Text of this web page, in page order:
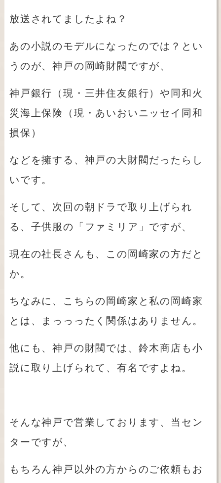
放送されてましたよね？
あの小説のモデルになったのでは？とい
うのが、神戸の岡崎財閥ですが、
神戸銀行（現・三井住友銀行）や同和火
災海上保険（現・あいおいニッセイ同和
損保）
などを擁する、神戸の大財閥だったらし
いです。
そして、次回の朝ドラで取り上げられ
る、子供服の「ファミリア」ですが、
現在の社長さんも、この岡崎家の方だと
か。
ちなみに、こちらの岡崎家と私の岡崎家
とは、まっっったく関係はありません。
他にも、神戸の財閥では、鈴木商店も小
説に取り上げられて、有名ですよね。
そんな神戸で営業しております、当セン
ターですが、
もちろん神戸以外の方からのご依頼もお